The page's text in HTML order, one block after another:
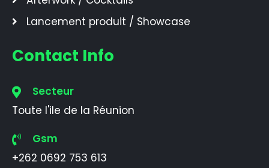
Lancement produit / Showcase
Contact Info
Secteur
Toute l'ile de la Réunion
Gsm
+262 0692 753 613